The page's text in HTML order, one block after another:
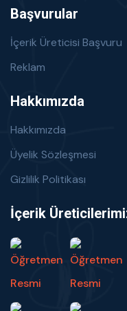
Başvurular
İçerik Üreticisi Başvuru
Reklam
Hakkımızda
Hakkımızda
Üyelik Sözleşmesi
Gizlilik Politikası
İçerik